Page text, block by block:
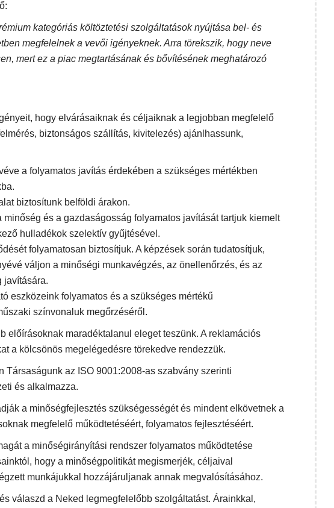
kategóriás költöztetési szolgáltatások nyújtása bel- és
megfelelnek a vevői igényeknek. Arra törekszik, hogy neve
mert ez a piac megtartásának és bővítésének meghatározó
hogy elvárásaiknak és céljaiknak a legjobban megfelelő
biztonságos szállítás, kivitelezés) ajánlhassunk,
a folyamatos javítás érdekében a szükséges mértékben
biztosítunk belföldi árakon.
és a gazdaságosság folyamatos javítását tartjuk kiemelt
hulladékok szelektív gyűjtésével.
folyamatosan biztosítjuk. A képzések során tudatosítjuk,
váljon a minőségi munkavégzés, az önellenőrzés, és az
javítására.
eszközeink folyamatos és a szükséges mértékű
színvonaluk megőrzéséről.
előírásoknak maradéktalanul eleget teszünk. A reklamációs
a kölcsönös megelégedésre törekedve rendezzük.
Társaságunk az ISO 9001:2008-as szabvány szerinti
és alkalmazza.
a minőségfejlesztés szükségességét és mindent elkövetnek a
megfelelő működtetéséért, folyamatos fejlesztéséért.
a minőségirányítási rendszer folyamatos működtetése
hogy a minőségpolitikát megismerjék, céljaival
munkájukkal hozzájáruljanak annak megvalósításához.
válaszd a Neked legmegfelelőbb szolgáltatást. Árainkkal,